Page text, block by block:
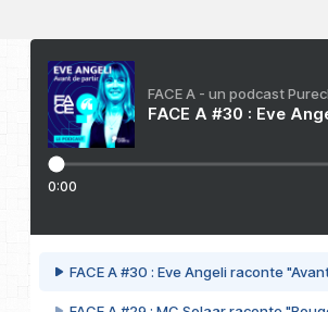
FACE A - un podcast
FACE A #30 : Eve
0:00
FACE A #30 : Eve Angeli raconte